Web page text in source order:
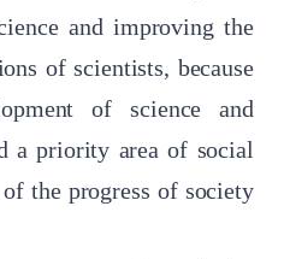
and improving the
of scientists, because
of science and
a priority area of ​​social
the progress of society